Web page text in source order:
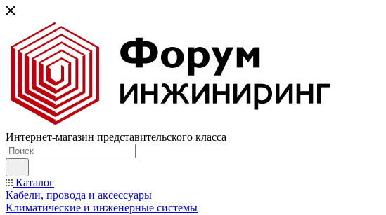
Интернет-магазин представительского класса
Каталог
Кабели, провода и аксессуары
Климатические и инженерные системы